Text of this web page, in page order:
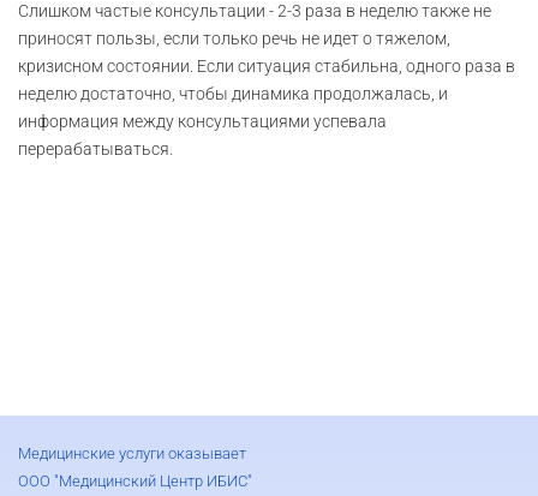
Слишком частые консультации - 2-3 раза в неделю также не
приносят пользы, если только речь не идет о тяжелом,
кризисном состоянии. Если ситуация стабильна, одного раза в
неделю достаточно, чтобы динамика продолжалась, и
информация между консультациями успевала
перерабатываться.
Медицинские услуги оказывает
ООО "Медицинский Центр ИБИС"